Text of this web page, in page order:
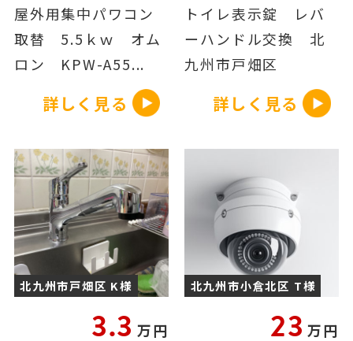
屋外用集中パワコン
取替 5.5ｋｗ オム
ロン KPW-A55...
詳しく見る
トイレ表示錠 レバ
ーハンドル交換 北
九州市戸畑区
詳しく見る
北九州市戸畑区 K様
3.3 万円
北九州市小倉北区 T様
23 万円